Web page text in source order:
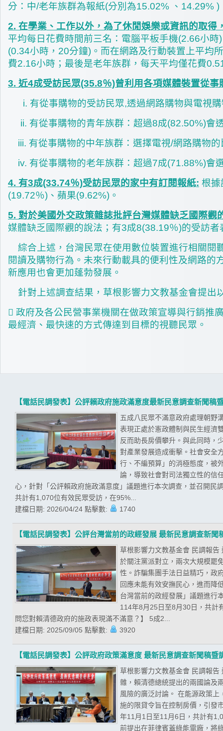
分：中/老年族群為報紙(分別為15.02% 、14.29%
2. 在學業、工作以外，為了休閒娛樂或資訊的取
平均每日花費時間前三名：電腦平板手機(2.66小
(0.34小時，20分鐘)。而在網路及行動裝置上平均
費2.16小時；最後是老年族群，每天平均僅花費
3. 近4成受訪民眾(35.8％)曾利用各項媒體裝置從
i. 有從事購物的受訪民眾,透過網路購物與電視
ii. 有從事購物的青年族群：超過8成(82.50%)會
iii. 有從事購物的中年族群：選擇電視/網路購物的
iv. 有從事購物的老年族群：超過7成(71.88%)會
4. 有3成(33.74％)受訪民眾的家中有訂閱報紙: 根據
(19.72％)、蘋果(9.62%)。
5. 對於美國外交政策雜誌批評台灣媒體缺乏國際觀
媒體缺乏國際觀的說法；有3成8(38.19％)的受訪者
綜合上述，台灣民眾在使用數位裝置進行相關閱
閱讀及購物行為。未來行動載具的便利性及網路
新應用也會更加蓬勃發展。
針對上述調查結果，草根影響力文教基金會提出
 政府及各公民營事業機關在做政策宣導與行銷推
最經濟、最快速的方式傳達到目標的視聽民眾。
【電話民調發表】公評賴政府施政滿意度最新民意調查新聞稿
五成八民眾不滿意政府處理朝野
表現正處於憲政體制與民生經濟
反而助長房價攀升。與此同時，
對產業發展造成衝擊。社會安全
行、不編預算」的消極態度，被
論，導致社會對司法獨立性的信
心，針對「公評賴政府施政滿意度」議題進行本次調查，並召開
共計有1,070位有效民眾受訪，在95%...
建檔日期: 2026/04/24 點擊數: 1740
【電話民調發表】公評台灣當前的政經發展 最新民意調查新聞
草根影響力文教基金會 民調報
於關注黨派對立，兩次大規模罷
性。詐騙集團手法日益精巧，政
回應未能有效安撫民心，進而降
台灣當前的政經發展」議題進行
114年8月25日至8月30日，共計
問您對賴清德政府的施政表現滿不滿意？】 5成2...
建檔日期: 2025/09/05 點擊數: 3920
【電話民調發表】公評政府政策滿意度 最新民意調查新聞稿暨
草根影響力文教基金會 民調報
雜，賴清德總統提出的兩國論及
風險的廣泛討論。 在能源政策
施的限貸令旨在控制房價，引發
年11月1日至11月6日，共計有
前提出在菲律賓蓋綠能電廠，將